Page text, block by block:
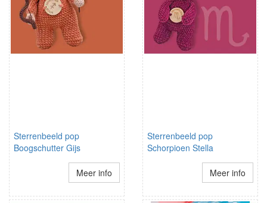
Sterrenbeeld pop
Boogschutter Gijs
Meer info
Sterrenbeeld pop
Schorpioen Stella
Meer info